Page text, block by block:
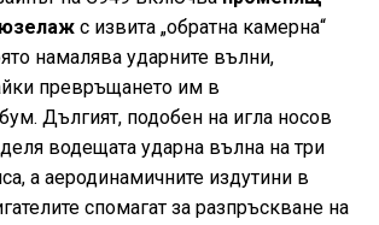
с извита „обратна камерна“
намалява ударните вълни,
превръщането им в
Дългият, подобен на игла носов
водещата ударна вълна на три
а аеродинамичните издутини в
спомагат за разпръскване на